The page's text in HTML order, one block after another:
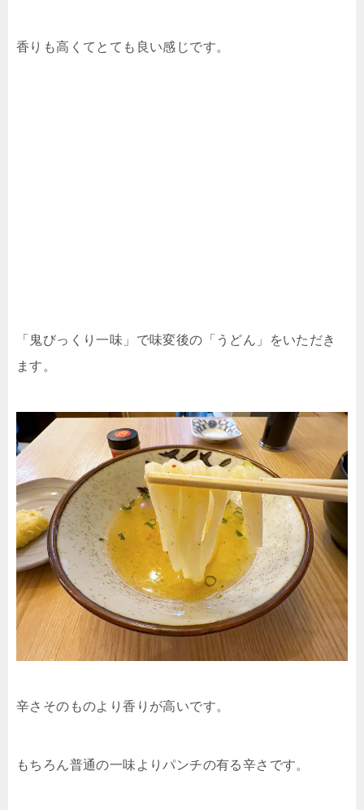
香りも高くてとても良い感じです。
「鬼びっくり一味」で味変後の「うどん」をいただき
ます。
辛さそのものより香りが高いです。
もちろん普通の一味よりパンチの有る辛さです。